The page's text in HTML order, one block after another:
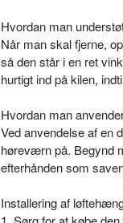
Hvordan man
Når man skal fjerne,
så den står i en ret
hurtigt ind på kilen,
Hvordan man
Ved anvendelse af en
høreværn på. Begynd
efterhånden som
Installering af